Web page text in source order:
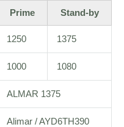
Prime Stand-by
1250 1375
1000 1080
ALMAR 1375
Alimar / AYD6TH390